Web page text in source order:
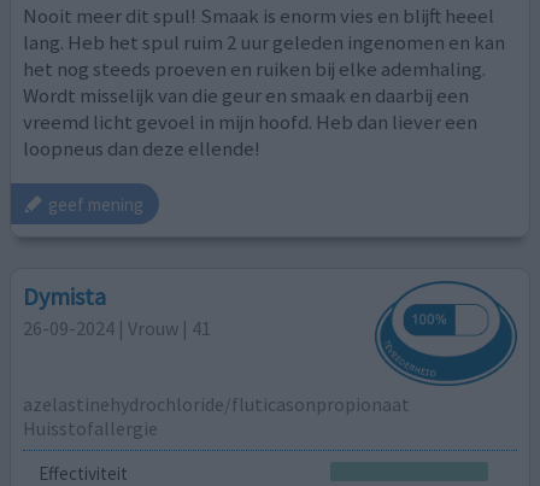
Nooit meer dit spul! Smaak is enorm vies en blijft heeel
lang. Heb het spul ruim 2 uur geleden ingenomen en kan
het nog steeds proeven en ruiken bij elke ademhaling.
Wordt misselijk van die geur en smaak en daarbij een
vreemd licht gevoel in mijn hoofd. Heb dan liever een
loopneus dan deze ellende!
geef mening
Dymista
26-09-2024 | Vrouw | 41
azelastinehydrochloride/fluticasonpropionaat
Huisstofallergie
Effectiviteit